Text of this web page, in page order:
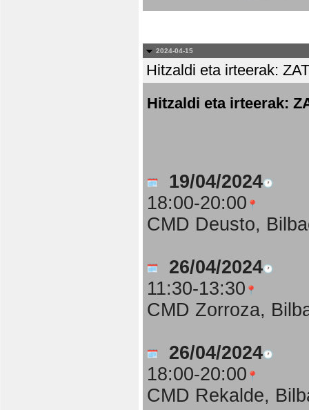
2024-04-15
Hitzaldi eta irteerak:
Hitzaldi eta irteerak:
19/04/2024
18:00-20:00
CMD Deusto,
26/04/2024
11:30-13:30
CMD Zorroza,
26/04/2024
18:00-20:00
CMD Rekalde,